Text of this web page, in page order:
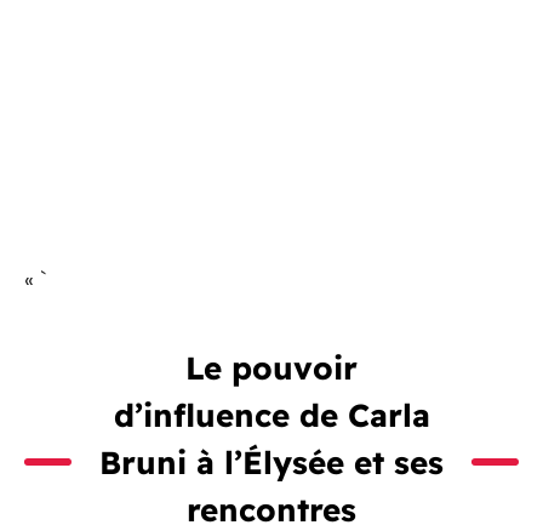
« `
Le pouvoir
d’influence de Carla
Bruni à l’Élysée et ses
rencontres